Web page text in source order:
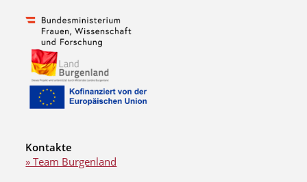
Kontakte
» Team Burgenland